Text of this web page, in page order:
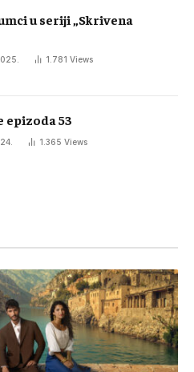
u seriji „Skrivena
1.781 Views
epizoda 53
1.365 Views